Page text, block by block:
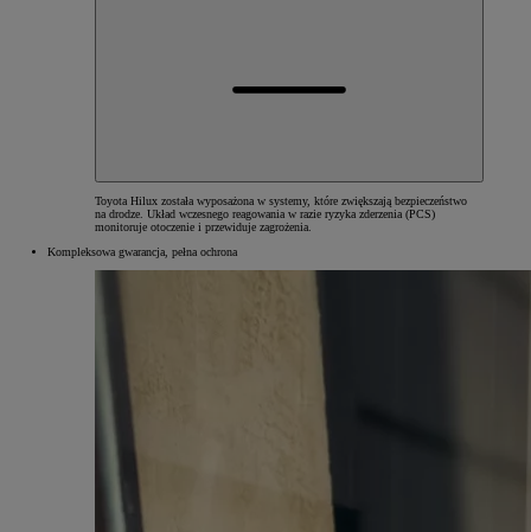
Toyota Hilux została wyposażona w systemy, które zwiększają bezpieczeństwo
na drodze. Układ wczesnego reagowania w razie ryzyka zderzenia (PCS)
monitoruje otoczenie i przewiduje zagrożenia.
Kompleksowa gwarancja, pełna ochrona